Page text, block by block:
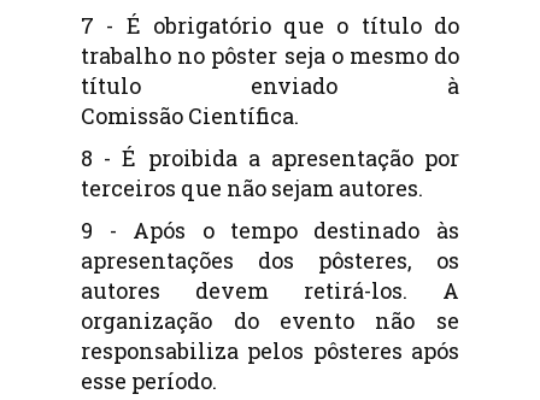
7 - É obrigatório que o título do
trabalho no pôster seja o mesmo do
título enviado à
Comissão Científica.
8 - É proibida a apresentação por
terceiros que não sejam autores.
9 - Após o tempo destinado às
apresentações dos pôsteres, os
autores devem retirá-los. A
organização do evento não se
responsabiliza pelos pôsteres após
esse período.